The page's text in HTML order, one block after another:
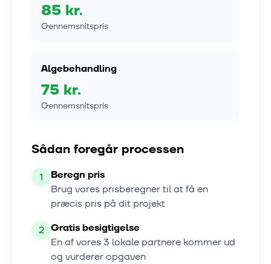
85 kr.
Gennemsnitspris
Algebehandling
75 kr.
Gennemsnitspris
Sådan foregår processen
1
Beregn pris
Brug vores prisberegner til at få en
præcis pris på dit projekt
2 Gratis besigtigelse
En af vores3 lokale partnere kommer ud
og vurderer opgaven